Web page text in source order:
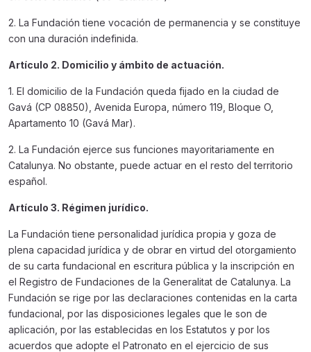
2. La Fundación tiene vocación de permanencia y se constituye
con una duración indefinida.
Artículo 2. Domicilio y ámbito de actuación.
1. El domicilio de la Fundación queda fijado en la ciudad de
Gavá (CP 08850), Avenida Europa, número 119, Bloque O,
Apartamento 10 (Gavá Mar).
2. La Fundación ejerce sus funciones mayoritariamente en
Catalunya. No obstante, puede actuar en el resto del territorio
español.
Artículo 3. Régimen jurídico.
La Fundación tiene personalidad jurídica propia y goza de
plena capacidad jurídica y de obrar en virtud del otorgamiento
de su carta fundacional en escritura pública y la inscripción en
el Registro de Fundaciones de la Generalitat de Catalunya. La
Fundación se rige por las declaraciones contenidas en la carta
fundacional, por las disposiciones legales que le son de
aplicación, por las establecidas en los Estatutos y por los
acuerdos que adopte el Patronato en el ejercicio de sus